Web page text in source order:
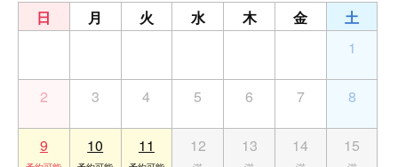
日 月 火 水 木 金
土
1
2 3 4 5 6 7 8
9 10 11 12 13 14 15